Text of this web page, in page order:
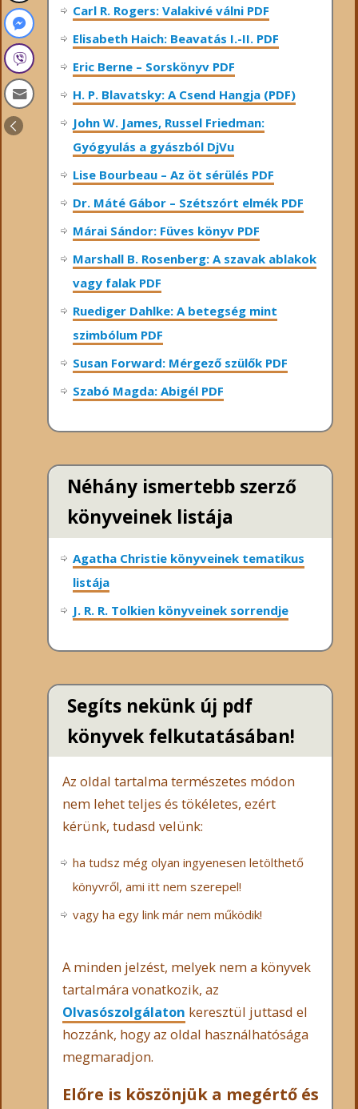
Carl R. Rogers: Valakivé válni PDF
Elisabeth Haich: Beavatás I.-II. PDF
Eric Berne – Sorskönyv PDF
H. P. Blavatsky: A Csend Hangja (PDF)
John W. James, Russel Friedman:
Gyógyulás a gyászból DjVu
Lise Bourbeau – Az öt sérülés PDF
Dr. Máté Gábor – Szétszórt elmék PDF
Márai Sándor: Füves könyv PDF
Marshall B. Rosenberg: A szavak ablakok
vagy falak PDF
Ruediger Dahlke: A betegség mint
szimbólum PDF
Susan Forward: Mérgező szülők PDF
Szabó Magda: Abigél PDF
Néhány ismertebb szerző
könyveinek listája
Agatha Christie könyveinek tematikus
listája
J. R. R. Tolkien könyveinek sorrendje
Segíts nekünk új pdf
könyvek felkutatásában!
Az oldal tartalma természetes módon
nem lehet teljes és tökéletes, ezért
kérünk, tudasd velünk:
ha tudsz még olyan ingyenesen letölthető
könyvről, ami itt nem szerepel!
vagy ha egy link már nem működik!
A minden jelzést, melyek nem a könyvek
tartalmára vonatkozik, az
Olvasószolgálaton keresztül juttasd el
hozzánk, hogy az oldal használhatósága
megmaradjon.
Előre is köszönjük a megértő és